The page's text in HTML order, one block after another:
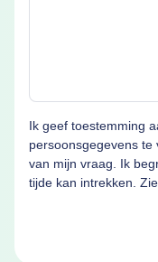
Ik geef toestemming
persoonsgegevens te
van mijn vraag. Ik
tijde kan intrekken.